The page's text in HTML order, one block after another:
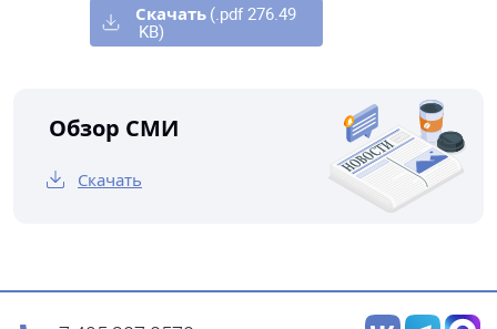
Скачать (.pdf 276.49
KB)
Обзор СМИ
Скачать